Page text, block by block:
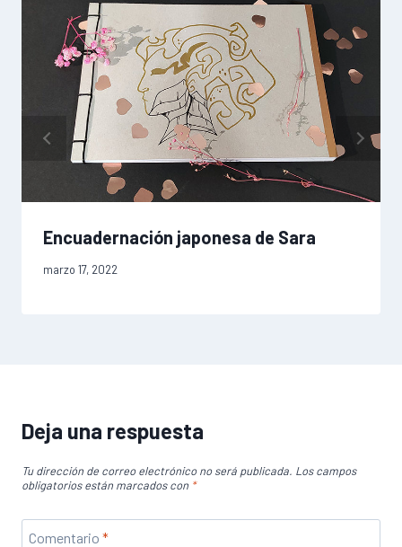
Encuadernación japonesa de Sara
marzo 17, 2022
Deja una respuesta
Tu dirección de correo electrónico no será publicada. Los campos
obligatorios están marcados con *
Comentario *